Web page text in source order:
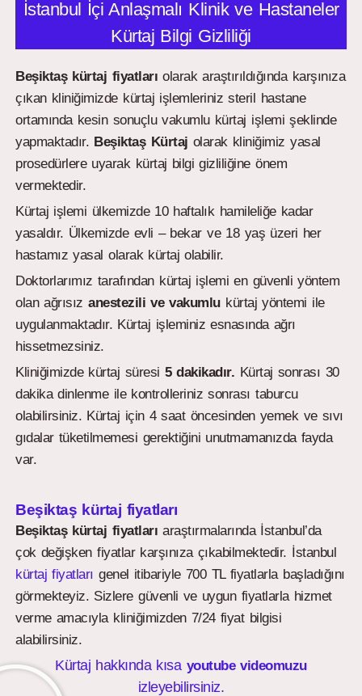
İstanbul İçi Anlaşmalı Klinik ve Hastaneler
Kürtaj Bilgi Gizliliği
Beşiktaş kürtaj fiyatları olarak araştırıldığında karşınıza
çıkan kliniğimizde kürtaj işlemleriniz steril hastane
ortamında kesin sonuçlu vakumlu kürtaj işlemi şeklinde
yapmaktadır. BeşiktaşKürtaj olarak kliniğimiz yasal
prosedürlere uyarak kürtaj bilgi gizliliğine önem
vermektedir.
Kürtaj işlemi ülkemizde 10 haftalık hamileliğe kadar
yasaldır. Ülkemizde evli – bekar ve 18 yaş üzeri her
hastamız yasal olarak kürtaj olabilir.
Doktorlarımız tarafından kürtaj işlemi en güvenli yöntem
olan ağrısızanestezili ve vakumlukürtaj yöntemi ile
uygulanmaktadır. Kürtaj işleminiz esnasında ağrı
hissetmezsiniz.
Kliniğimizde kürtaj süresi 5 dakikadır. Kürtaj sonrası 30
dakika dinlenme ile kontrolleriniz sonrası taburcu
olabilirsiniz. Kürtaj için 4 saat öncesinden yemek ve sıvı
gıdalar tüketilmemesi gerektiğini unutmamanızda fayda
var.
Beşiktaş kürtaj fiyatları
Beşiktaş kürtaj fiyatları araştırmalarında İstanbul’da
çok değişken fiyatlar karşınıza çıkabilmektedir. İstanbul
kürtaj fiyatları genel itibariyle 700 TL fiyatlarla başladığını
görmekteyiz. Sizlere güvenli ve uygun fiyatlarla hizmet
verme amacıyla kliniğimizden 7/24 fiyat bilgisi
alabilirsiniz.
Kürtaj hakkında kısa youtube videomuzu
izleyebilirsiniz.